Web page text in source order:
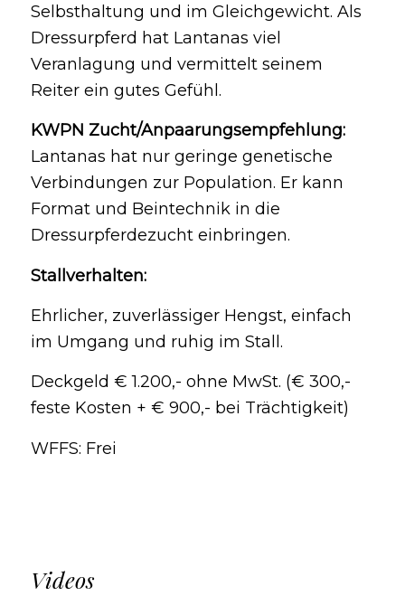
Selbsthaltung und im Gleichgewicht. Als
Dressurpferd hat Lantanas viel
Veranlagung und vermittelt seinem
Reiter ein gutes Gefühl.
KWPN Zucht/Anpaarungsempfehlung:
Lantanas hat nur geringe genetische
Verbindungen zur Population. Er kann
Format und Beintechnik in die
Dressurpferdezucht einbringen.
Stallverhalten:
Ehrlicher, zuverlässiger Hengst, einfach
im Umgang und ruhig im Stall.
Deckgeld € 1.200,- ohne MwSt. (€ 300,-
feste Kosten + € 900,- bei Trächtigkeit)
WFFS: Frei
Videos